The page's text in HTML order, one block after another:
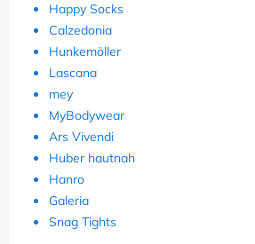
Happy Socks
Calzedonia
Hunkemöller
Lascana
mey
MyBodywear
Ars Vivendi
Huber hautnah
Hanro
Galeria
Snag Tights